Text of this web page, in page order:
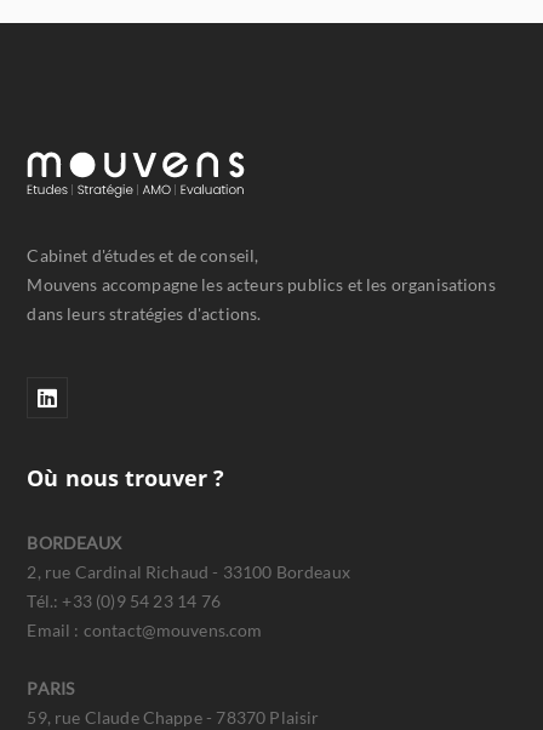
Cabinet d'études et de conseil,
Mouvens accompagne les acteurs publics et les organisations
dans leurs stratégies d'actions.
Où nous trouver ?
BORDEAUX
2, rue Cardinal Richaud - 33100 Bordeaux
Tél.: +33 (0)9 54 23 14 76
Email : contact@mouvens.com
PARIS
59, rue Claude Chappe - 78370 Plaisir